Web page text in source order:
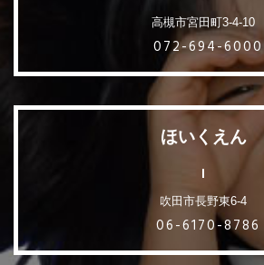
高槻市宮田町3-4-10
072-694-6000
ほいくえん
吹田市長野東6-4
06-6170-8786